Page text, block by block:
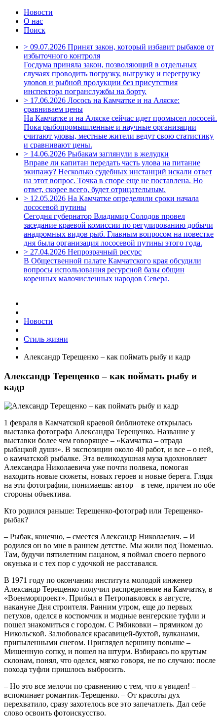
Новости
О нас
Поиск
> 09.07.2026 Принят закон, который избавит рыбаков от
избыточного контроля
Госдума приняла закон, позволяющий в отдельных
случаях проводить погрузку, выгрузку и перегрузку
уловов и рыбной продукции без присутствия
инспектора погранслужбы на борту.
> 17.06.2026 Лосось на Камчатке и на Аляске:
сравниваем цены
На Камчатке и на Аляске сейчас идет промысел лососей.
Пока рыбопромышленные и научные организации
считают уловы, местные жители ведут свою статистику
и сравнивают цены.
> 14.06.2026 Рыбакам заглянули в желудки
Вправе ли капитан передать часть улова на питание
экипажу? Несколько судебных инстанций искали ответ
на этот вопрос. Точка в споре еще не поставлена. Но
ответ, скорее всего, будет отрицательным.
> 12.05.2026 На Камчатке определили сроки начала
лососевой путины
Сегодня губернатор Владимир Солодов провел
заседание краевой комиссии по регулированию добычи
анадромных видов рыб. Главным вопросом на повестке
дня была организация лососевой путины этого года.
> 27.04.2026 Непрозрачный ресурс
В Общественной палате Камчатского края обсудили
вопросы использования ресурсной базы общин
коренных малочисленных народов Севера.
Новости
Стиль жизни
Александр Терещенко – как поймать рыбу и кадр
Александр Терещенко – как поймать рыбу и
кадр
1 февраля в Камчатской краевой библиотеке открылась
выставка фотографа Александра Терещенко. Название у
выставки более чем говорящее – «Камчатка – отрада
рыбацкой души». В экспозиции около 40 работ, и все – о ней,
о камчатской рыбалке. Эта великодушная муза вдохновляет
Александра Николаевича уже почти полвека, помогая
находить новые сюжеты, новых героев и новые берега. Глядя
на эти фотографии, понимаешь: автор – в теме, причем по обе
стороны объектива.
Кто родился раньше: Терещенко-фотограф или Терещенко-
рыбак?
– Рыбак, конечно, – смеется Александр Николаевич. – И
родился он во мне в раннем детстве. Мы жили под Тюменью.
Там, будучи пятилетним пацаном, я поймал своего первого
окунька и с тех пор с удочкой не расставался.
В 1971 году по окончании института молодой инженер
Александр Терещенко получил распределение на Камчатку, в
«Военморпроект». Прибыл в Петропавловск в августе,
накануне Дня строителя. Ранним утром, еще до первых
петухов, оделся в костюмчик и модные венгерские туфли и
пошел знакомиться с городом. С Рябиковки – прямиком до
Никольской. Залюбовался красавицей-бухтой, вулканами,
припыленными снегом. Приглядел вершину повыше –
Мишенную сопку, и пошел на штурм. Взбираясь по крутым
склонам, понял, что оделся, мягко говоря, не по случаю: после
похода туфли пришлось выбросить.
– Но это все мелочи по сравнению с тем, что я увидел! –
вспоминает романтик-Терещенко. – От красоты дух
перехватило, сразу захотелось все это запечатлеть. Дал себе
слово освоить фотоискусство.